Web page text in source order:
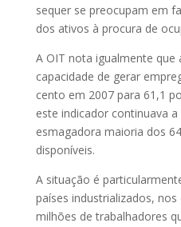
sequer se preocupam em
dos ativos à procura de
A OIT nota igualmente que
capacidade de gerar
cento em 2007 para 61,1
este indicador continuava
esmagadora maioria dos
disponíveis.
A situação é
países industrializados,
milhões de trabalhadores